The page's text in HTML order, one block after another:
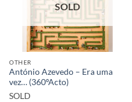
SOLD
OTHER
António Azevedo – Era uma
vez… (360ºActo)
SOLD